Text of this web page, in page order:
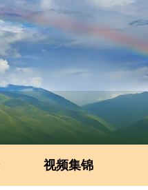
视频集锦